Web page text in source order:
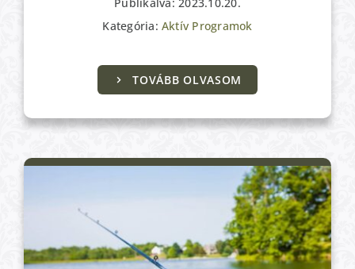
Kategória:Aktív Programok
TOVÁBB OLVASOM
Aktív Programok